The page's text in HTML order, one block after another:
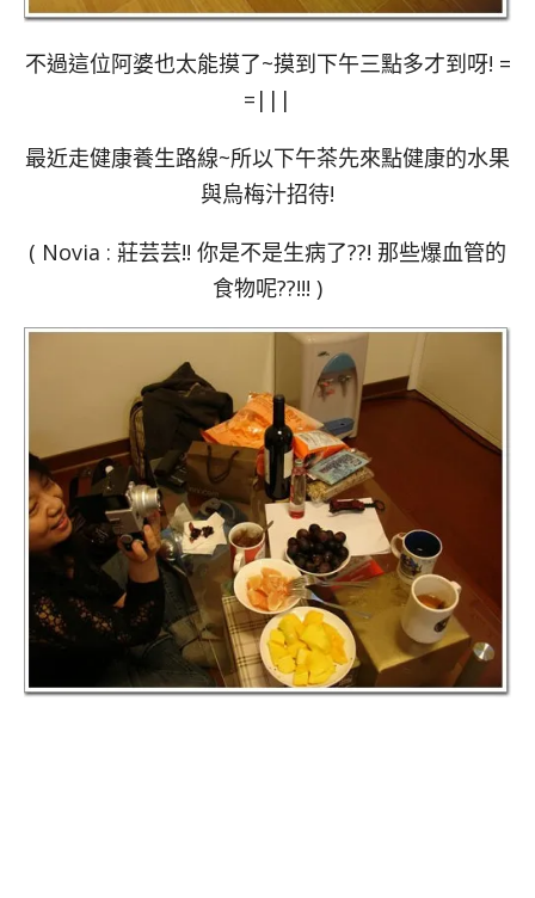
不過這位阿婆也太能摸了~摸到下午三點多才到呀! =
=|||
最近走健康養生路線~所以下午茶先來點健康的水果
與烏梅汁招待!
( Novia : 莊芸芸!! 你是不是生病了??! 那些爆血管的
食物呢??!!! )